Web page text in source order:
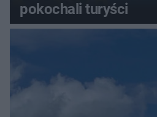
pokochali turyści